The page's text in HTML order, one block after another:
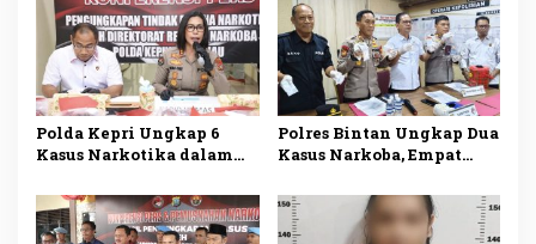
Polda Kepri Ungkap 6
Kasus Narkotika dalam
Ditangkap
Polres Bintan Ungkap Dua
Kasus Narkoba, Empat
Sabu dan Ekstasi Disita